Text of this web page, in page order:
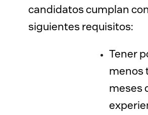
candidatos cumplan
siguientes requisitos:
Tener
menos
meses